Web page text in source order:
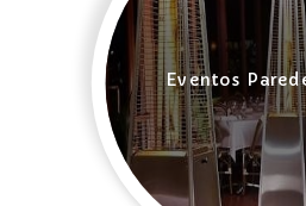
Eventos